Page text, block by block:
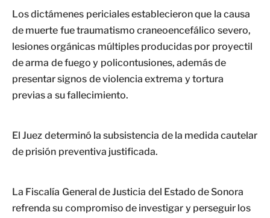
Los dictámenes periciales establecieron que la causa
de muerte fue traumatismo craneoencefálico severo,
lesiones orgánicas múltiples producidas por proyectil
de arma de fuego y policontusiones, además de
presentar signos de violencia extrema y tortura
previas a su fallecimiento.
El Juez determinó la subsistencia de la medida cautelar
de prisión preventiva justificada.
La Fiscalía General de Justicia del Estado de Sonora
refrenda su compromiso de investigar y perseguir los